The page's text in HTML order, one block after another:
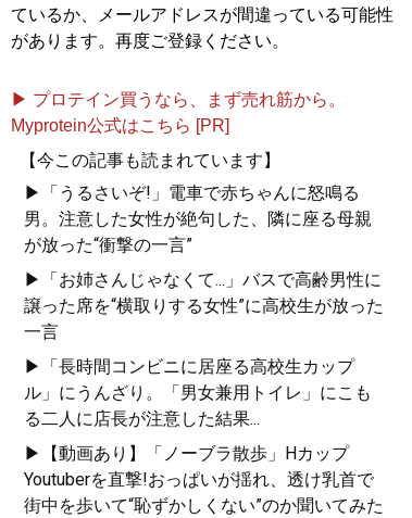
ているか、メールアドレスが間違っている可能性
があります。再度ご登録ください。
▶ プロテイン買うなら、まず売れ筋から。
Myprotein公式はこちら [PR]
【今この記事も読まれています】
▶「うるさいぞ!」電車で赤ちゃんに怒鳴る
男。注意した女性が絶句した、隣に座る母親
が放った“衝撃の一言”
▶「お姉さんじゃなくて...」バスで高齢男性に
譲った席を“横取りする女性”に高校生が放った
一言
▶「長時間コンビニに居座る高校生カップ
ル」にうんざり。「男女兼用トイレ」にこも
る二人に店長が注意した結果...
▶【動画あり】「ノーブラ散歩」Hカップ
Youtuberを直撃!おっぱいが揺れ、透け乳首で
街中を歩いて“恥ずかしくない”のか聞いてみた